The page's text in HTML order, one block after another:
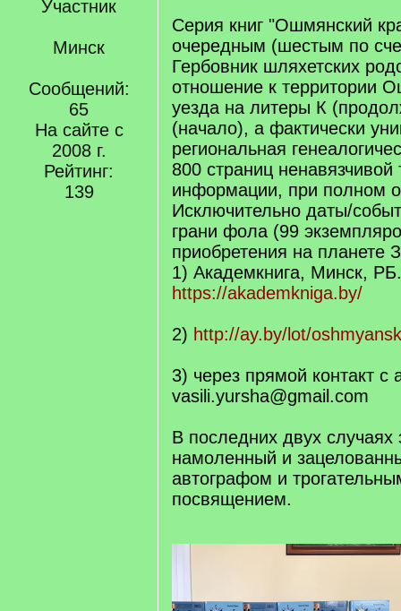
Участник
Минск
Сообщений:
65
На сайте с
2008 г.
Рейтинг:
139
Серия книг "Ошмянский
очередным (шестым по
Гербовник шляхетских
отношение к территории
уезда на литеры К
(начало), а фактически
региональная
800 страниц ненавязчивой
информации, при полном
Исключительно даты/
грани фола (99
приобретения на планете
1) Академкнига, Минск, РБ.
https://akademkniga.by/
2) http://ay.by/lot/
3) через прямой контакт с
vasili.yursha@gmail.com
В последних двух случаях
намоленный и
автографом и
посвящением.